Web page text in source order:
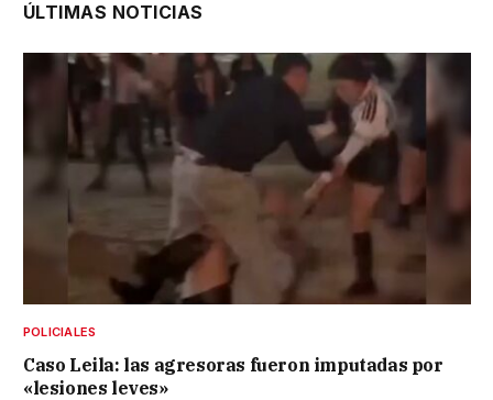
ÚLTIMAS NOTICIAS
POLICIALES
Caso Leila: las agresoras fueron imputadas por
«lesiones leves»